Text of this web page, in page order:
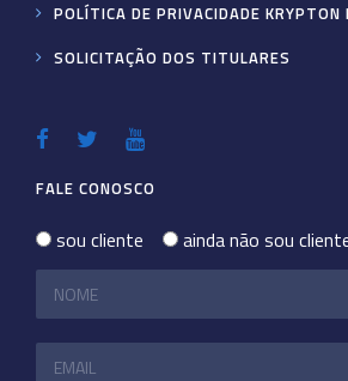
POLÍTICA DE PRIVACIDADE KRYPTON
SOLICITAÇÃO DOS TITULARES
FALE CONOSCO
sou cliente ainda não sou